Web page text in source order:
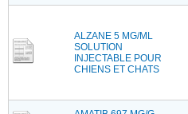
ALZANE 5 MG/ML
SOLUTION
INJECTABLE POUR
CHIENS ET CHATS